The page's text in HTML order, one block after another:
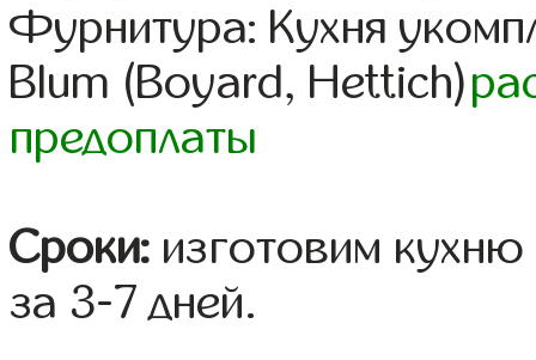
Фурнитура: Кухня
Blum (Boyard, Hettich)
предоплаты
Сроки: изготовим
за 3-7 дней.